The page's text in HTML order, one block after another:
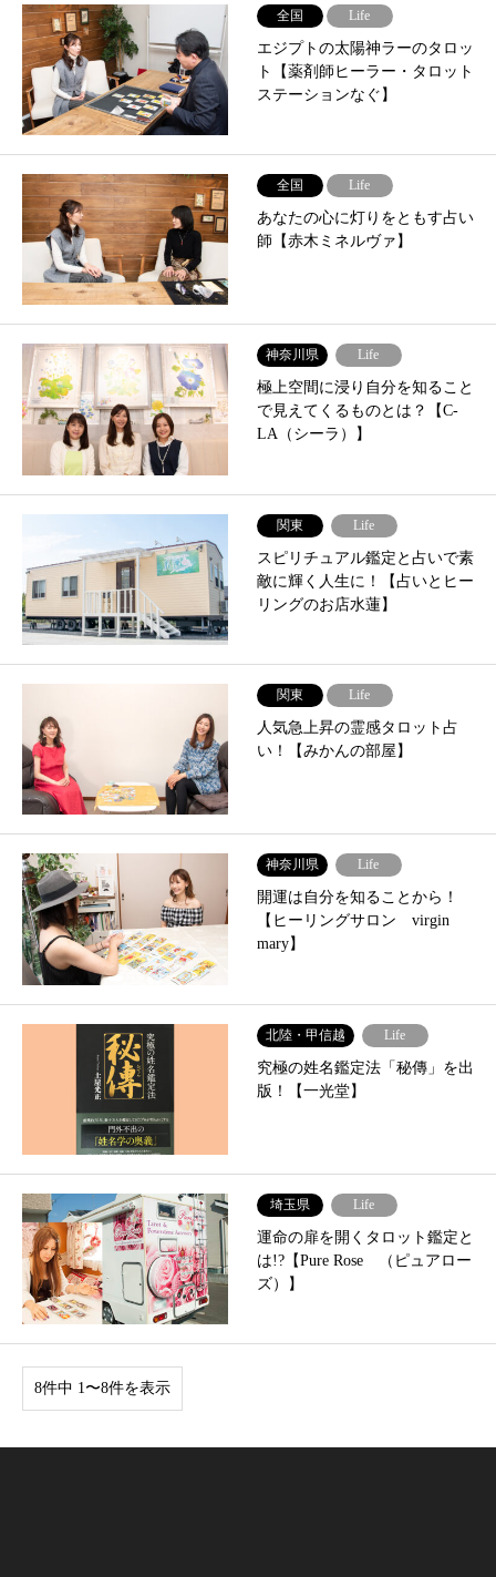
全国 Life
エジプトの太陽神ラーのタロッ
ト【薬剤師ヒーラー・タロット
ステーションなぐ】
全国 Life
あなたの心に灯りをともす占い
師【赤木ミネルヴァ】
神奈川県 Life
極上空間に浸り自分を知ること
で見えてくるものとは？【C-
LA（シーラ）】
関東 Life
スピリチュアル鑑定と占いで素
敵に輝く人生に！【占いとヒー
リングのお店水蓮】
関東 Life
人気急上昇の霊感タロット占
い！【みかんの部屋】
神奈川県 Life
開運は自分を知ることから！
【ヒーリングサロン virgin
mary】
北陸・甲信越 Life
究極の姓名鑑定法「秘傳」を出
版！【一光堂】
埼玉県 Life
運命の扉を開くタロット鑑定と
は!?【Pure Rose （ピュアロー
ズ）】
8件中 1〜8件を表示